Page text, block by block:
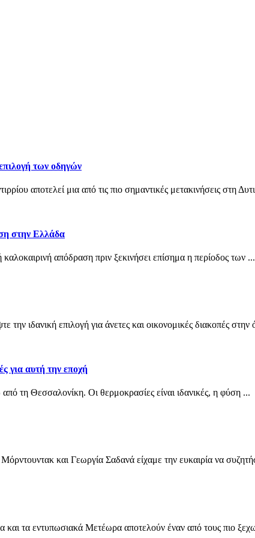
των οδηγών
αποτελεί μια από τις πιο σημαντικές μετακινήσεις στη
στην Ελλάδα
απόδραση πριν ξεκινήσει επίσημα η περίοδος των ...
ιδανική επιλογή για άνετες και οικονομικές διακοπές
για αυτή την εποχή
τη Θεσσαλονίκη. Οι θερμοκρασίες είναι ιδανικές, η φύση ...
και Γεωργία Σαδανά είχαμε την ευκαιρία να
και τα εντυπωσιακά Μετέωρα αποτελούν έναν από τους πιο